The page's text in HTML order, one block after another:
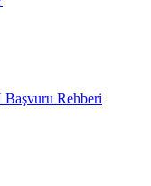
Rehberi